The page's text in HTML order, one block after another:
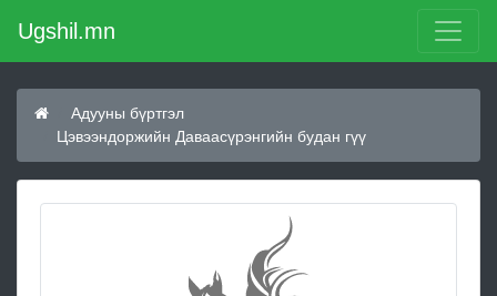
Ugshil.mn
Адууны бүртгэл
Цэвээндоржийн Даваасүрэнгийн будан гүү